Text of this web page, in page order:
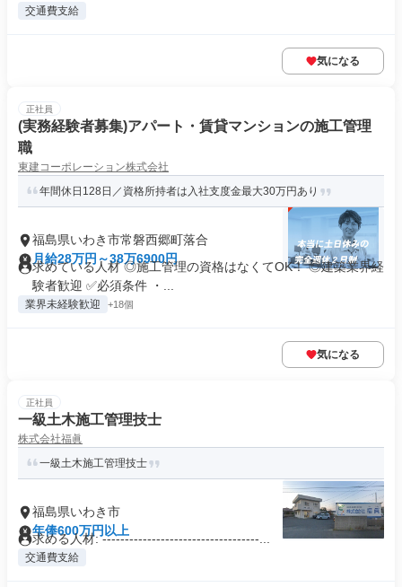
交通費支給
気になる
正社員
(実務経験者募集)アパート・賃貸マンションの施工管理
職
東建コーポレーション株式会社
年間休日128日／資格所持者は入社支度金最大30万円あり
福島県いわき市常磐西郷町落合
月給28万円～38万6900円
求めている人材 ◎施工管理の資格はなくてOK！ ◎建築業界経
験者歓迎 ✅必須条件 ・...
業界未経験歓迎 +18個
気になる
正社員
一級土木施工管理技士
株式会社福眞
一級土木施工管理技士
福島県いわき市
年俸600万円以上
求める人材: -----------------------------------...
交通費支給